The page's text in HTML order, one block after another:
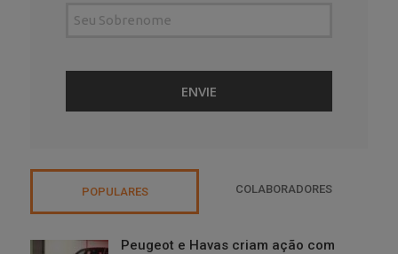
POPULARES COLABORADORES
Peugeot e Havas criam ação com